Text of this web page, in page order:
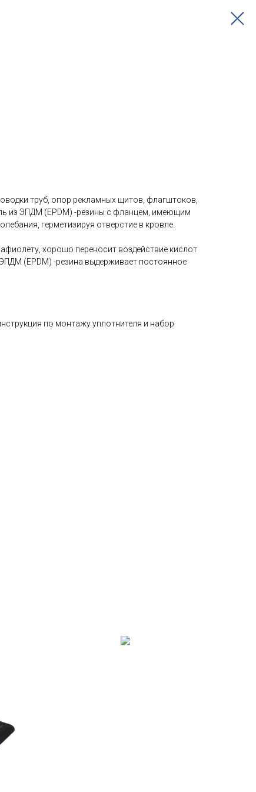
труб, опор рекламных щитов, флагштоков,
из ЭПДМ (EPDM) -резины с фланцем, имеющим
герметизируя отверстие в кровле.
хорошо переносит воздействие кислот
(EPDM) -резина выдерживает постоянное
по монтажу уплотнителя и набор